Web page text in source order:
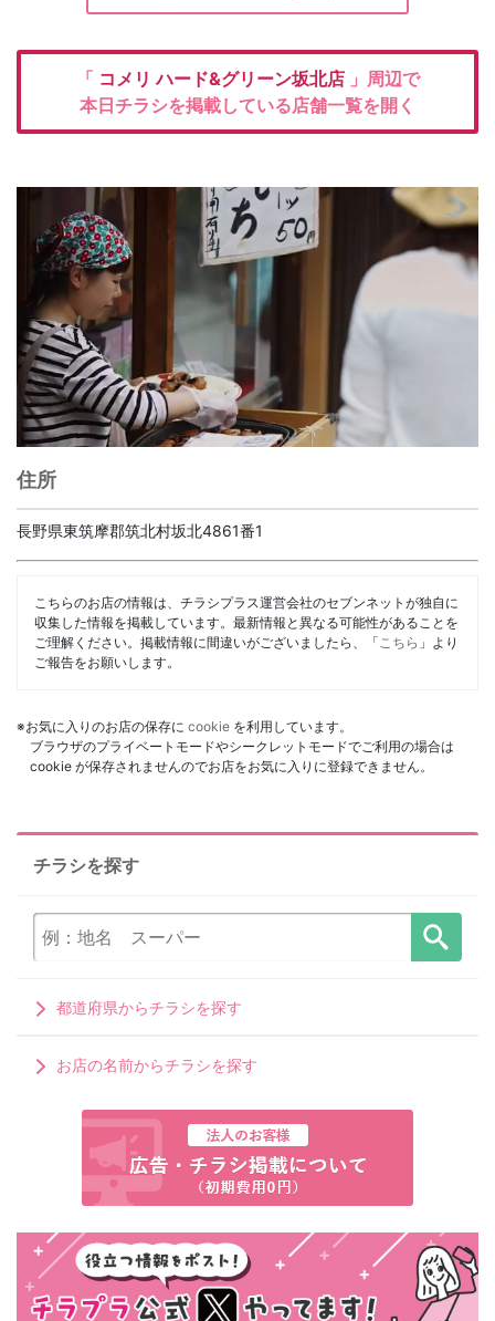
「 コメリハード&グリーン坂北店 」周辺で
本日チラシを掲載している店舗一覧を開く
住所
長野県東筑摩郡筑北村坂北4861番1
こちらのお店の情報は、チラシプラス運営会社のセブンネットが独自に
収集した情報を掲載しています。最新情報と異なる可能性があることを
ご理解ください。掲載情報に間違いがございましたら、「 こちら 」より
ご報告をお願いします。
※お気に入りのお店の保存に cookie を利用しています。
ブラウザのプライベートモードやシークレットモードでご利用の場合は
cookie が保存されませんのでお店をお気に入りに登録できません。
チラシを探す
都道府県からチラシを探す
お店の名前からチラシを探す